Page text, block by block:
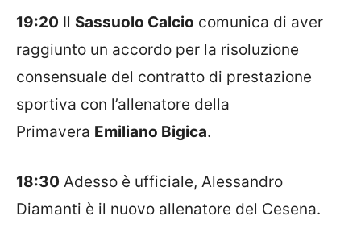
19:20 Il Sassuolo Calcio comunica di aver
raggiunto un accordo per la risoluzione
consensuale del contratto di prestazione
sportiva con l’allenatore della
Primavera Emiliano Bigica.
18:30 Adesso è ufficiale, Alessandro
Diamanti è il nuovo allenatore del Cesena.